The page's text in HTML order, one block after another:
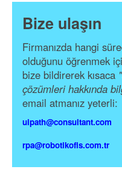
Bize ulaşın
Firmanızda hangi
olduğunu öğrenmek
bize bildirerek kısaca
çözümleri hakkında
email atmanız yeterli:
uipath@consultant.com
rpa@robotikofis.com.tr